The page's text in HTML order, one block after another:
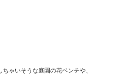
ゃいそうな庭園の花ベンチや、